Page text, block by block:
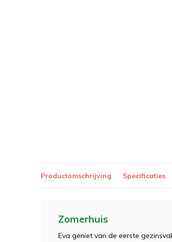
Productomschrijving Specificaties
Zomerhuis
Eva geniet van de eerste